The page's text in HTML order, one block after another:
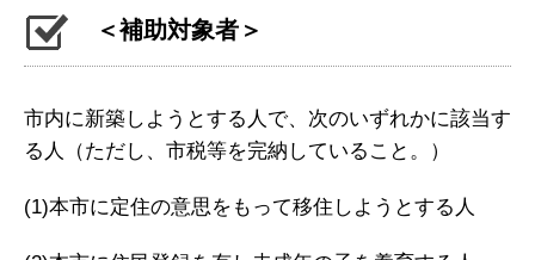
＜補助対象者＞
市内に新築しようとする人で、次のいずれかに該当す
る人（ただし、市税等を完納していること。）
(1)本市に定住の意思をもって移住しようとする人